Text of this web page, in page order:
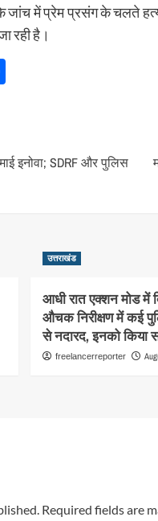
में प्रेम प्रसंग के चलते
रही है।
इनोवा; SDRF और पुलिस
उत्तराखंड
आधी रात एक्शन मोड में
औचक निरीक्षण में कई
से नदारद, इनको किया
freelancerreporter
Required fields are